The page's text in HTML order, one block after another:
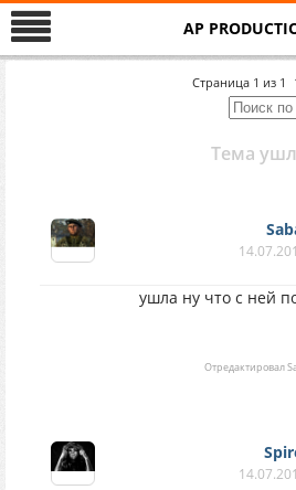
AP
Страница 1 из 1
Тема
ушла ну что с ней
Отредактировал